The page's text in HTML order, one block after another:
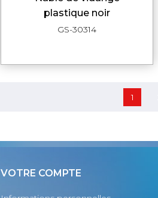
APERÇU RAPIDE
plastique noir
GS-30314
1
VOTRE COMPTE